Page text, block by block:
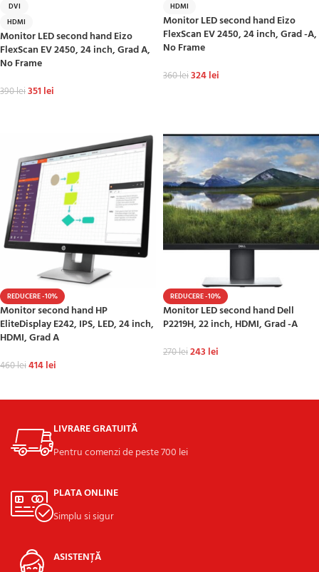
DVI
HDMI
Monitor LED second hand Eizo
FlexScan EV 2450, 24 inch, Grad A,
No Frame
390lei351 lei
HDMI
Monitor LED second hand Eizo
FlexScan EV 2450, 24 inch, Grad -A,
No Frame
360lei324lei
REDUCERE -10%
Monitor second hand HP
EliteDisplay E242, IPS, LED, 24 inch,
HDMI, Grad A
460lei414lei
REDUCERE -10%
Monitor LED second hand Dell
P2219H, 22 inch, HDMI, Grad -A
270lei243 lei
LIVRARE GRATUITĂ
Pentru comenzi de peste 700 lei
PLATA ONLINE
Simplu si sigur
ASISTENȚĂ